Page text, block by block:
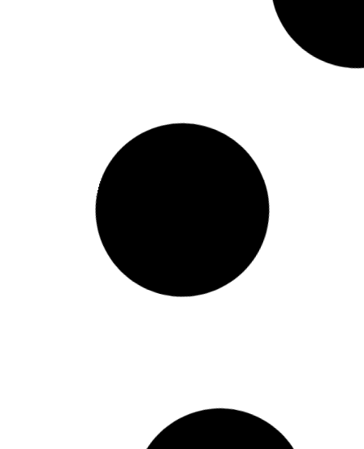
Blogartikel schreiben, wie geht
Du willst Blogartikel schreiben, aber weißt nicht,
worüber, wie lang und wie du daraus mehr
Sichtbarkeit machst? Diese Anleitung zeigt dir
Schritt für Schritt, wie du Themen findest, Artikel
sinnvoll strukturierst und Texte veröffentlichst,
die deine Zielgruppe wirklich lesen will.
WEITERLESEN »